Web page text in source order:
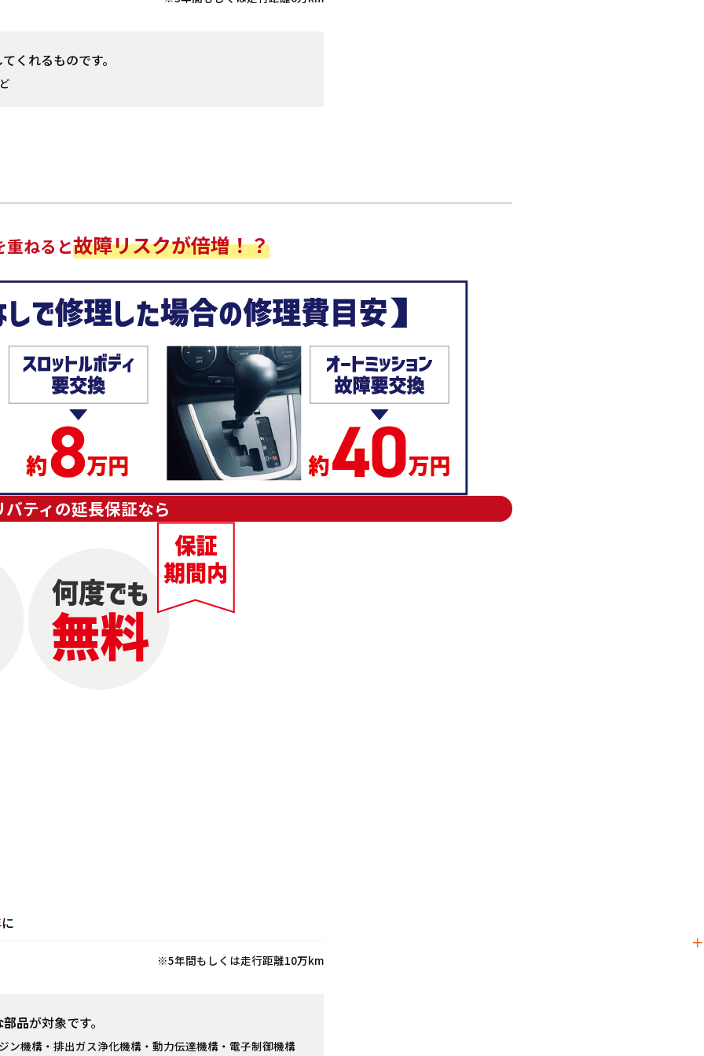
くれるものです。
ねると故障リスクが倍増！？
バティの延長保証なら
に
※5年間もしくは走行距離10万km
品が対象です。
ン機構・排出ガス浄化機構・動力伝達機構・電子制御機構